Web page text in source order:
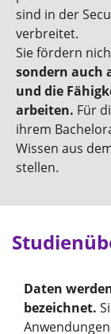
sind in der
verbreitet.
Sie fördern
sondern auch
und die
arbeiten. Für
ihrem
Wissen aus
stellen.
Daten
bezeichnet.